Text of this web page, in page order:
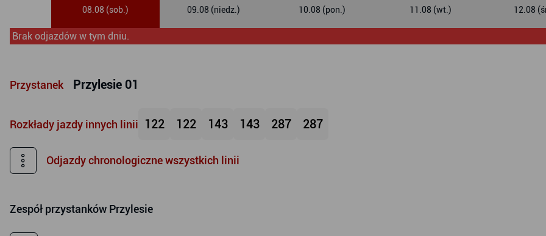
08.08 (sob.) 09.08 (niedz.) 10.08 (pon.) 11.08 (wt.) 12.08
Brak odjazdów w tym dniu.
Przystanek Przylesie 01
Rozkłady jazdy innych linii 122 122 143 143 287 287
Odjazdy chronologiczne wszystkich linii
Zespół przystanków Przylesie